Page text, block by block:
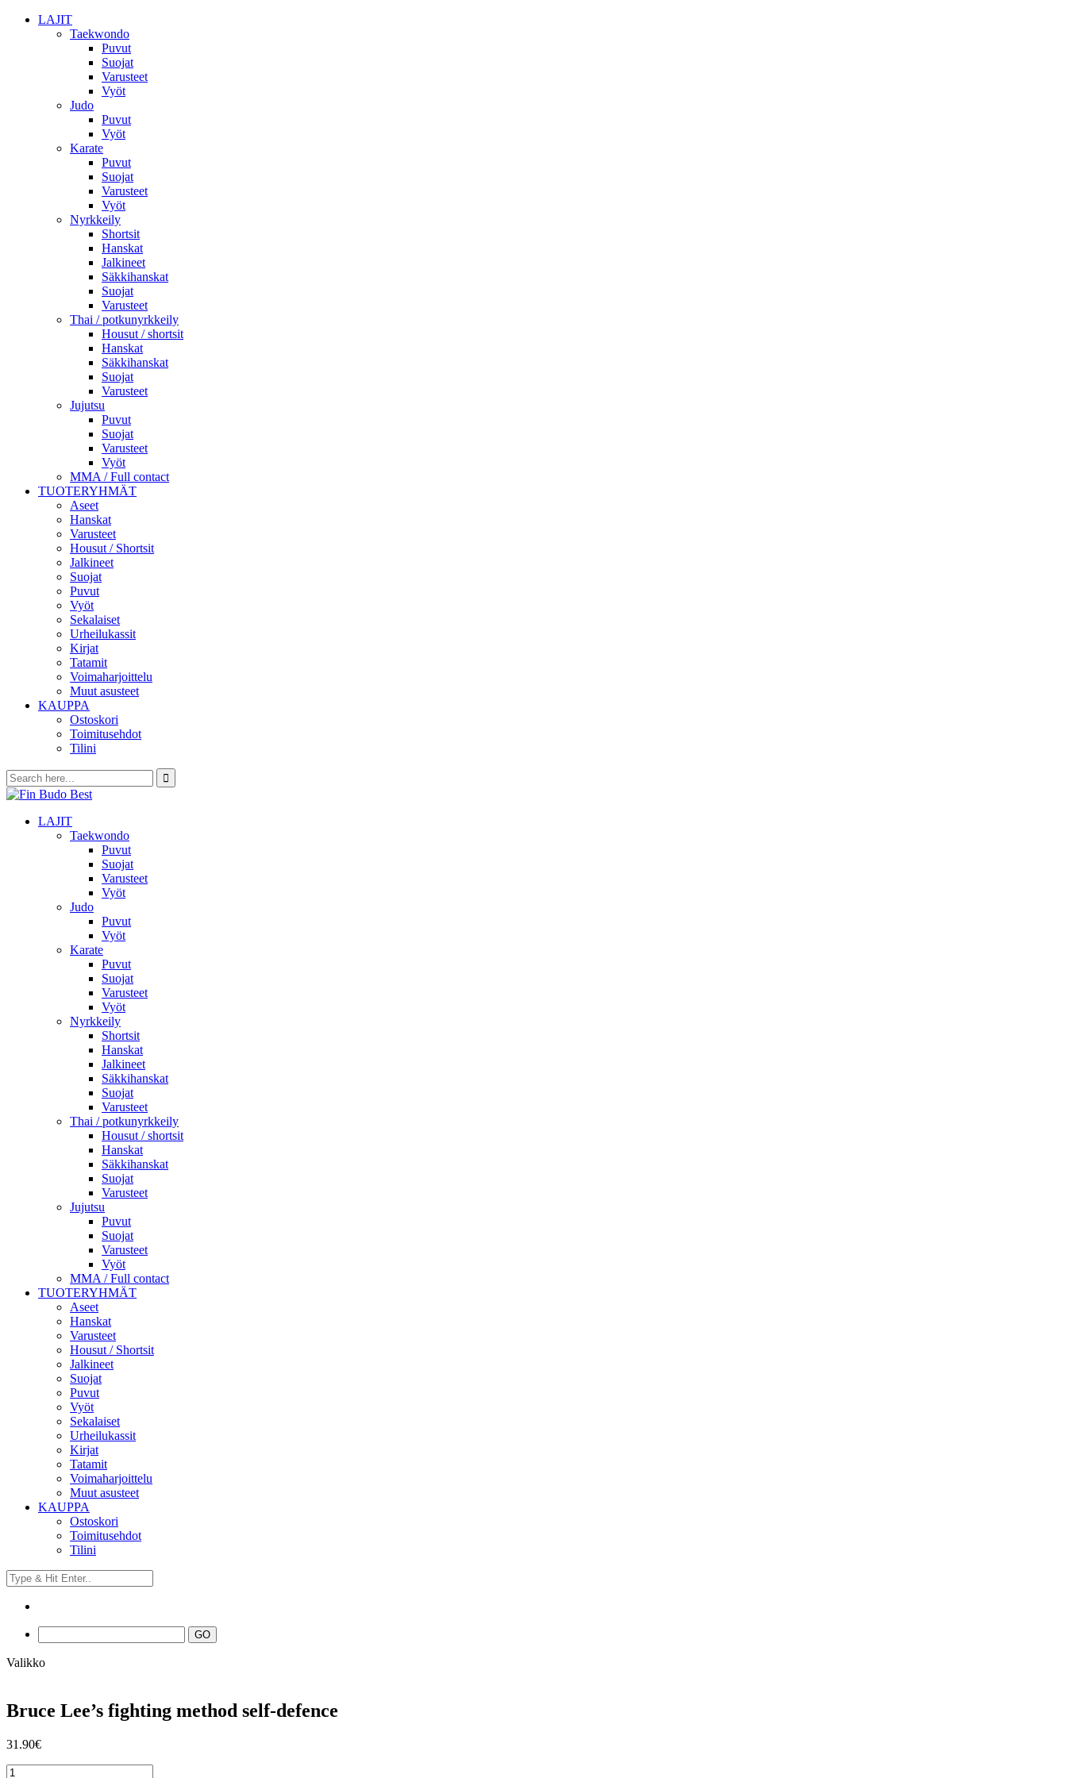
LAJIT
Taekwondo
Puvut
Suojat
Varusteet
Vyöt
Judo
Puvut
Vyöt
Karate
Puvut
Suojat
Varusteet
Vyöt
Nyrkkeily
Shortsit
Hanskat
Jalkineet
Säkkihanskat
Suojat
Varusteet
Thai / potkunyrkkeily
Housut / shortsit
Hanskat
Säkkihanskat
Suojat
Varusteet
Jujutsu
Puvut
Suojat
Varusteet
Vyöt
MMA / Full contact
TUOTERYHMÄT
Aseet
Hanskat
Varusteet
Housut / Shortsit
Jalkineet
Suojat
Puvut
Vyöt
Sekalaiset
Urheilukassit
Kirjat
Tatamit
Voimaharjoittelu
Muut asusteet
KAUPPA
Ostoskori
Toimitusehdot
Tilini
LAJIT
Taekwondo
Puvut
Suojat
Varusteet
Vyöt
Judo
Puvut
Vyöt
Karate
Puvut
Suojat
Varusteet
Vyöt
Nyrkkeily
Shortsit
Hanskat
Jalkineet
Säkkihanskat
Suojat
Varusteet
Thai / potkunyrkkeily
Housut / shortsit
Hanskat
Säkkihanskat
Suojat
Varusteet
Jujutsu
Puvut
Suojat
Varusteet
Vyöt
MMA / Full contact
TUOTERYHMÄT
Aseet
Hanskat
Varusteet
Housut / Shortsit
Jalkineet
Suojat
Puvut
Vyöt
Sekalaiset
Urheilukassit
Kirjat
Tatamit
Voimaharjoittelu
Muut asusteet
KAUPPA
Ostoskori
Toimitusehdot
Tilini
Valikko
Bruce Lee’s fighting method self-defence
31.90€
Bruce